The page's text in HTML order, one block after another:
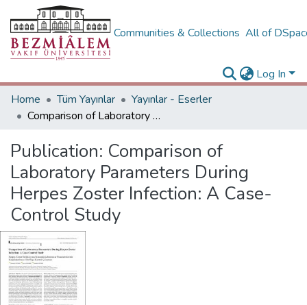
Communities & Collections All of
Log In
Home
Tüm Yayınlar
Yayınlar - Eserler
Comparison of Laboratory Parameters During Herpes Zoster Infection: A Case-Control Study
Publication: Comparison of
Laboratory Parameters During
Herpes Zoster Infection: A Case-
Control Study